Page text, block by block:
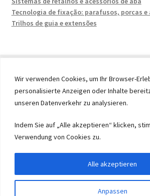
Wir verwenden Cookies, um Ihr Browser-
personalisierte Anzeigen oder Inhalte
unseren Datenverkehr zu analysieren.
Indem Sie auf „Alle akzeptieren“ klicken,
Verwendung von Cookies zu.
Anpassen
Alle akzeptieren
Tecnologia de fixação: parafusos, porcas e
Trilhos de guia e extensões
© 2026 by UMAXO Germany, member of
High quality Fittings, mechanical
Fasteners